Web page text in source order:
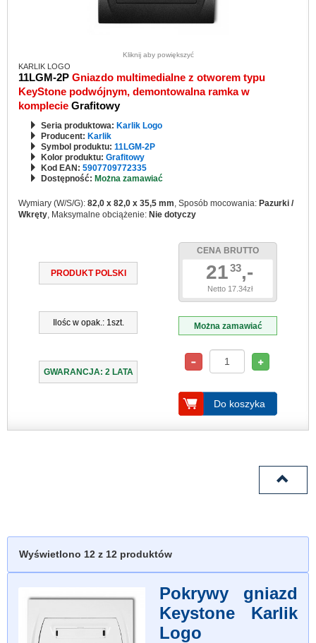
Kliknij aby powiększyć
KARLIK LOGO
11LGM-2P Gniazdo multimedialne z otworem typu
KeyStone podwójnym, demontowalna ramka w
komplecie Grafitowy
Seria produktowa: Karlik Logo
Producent: Karlik
Symbol produktu: 11LGM-2P
Kolor produktu: Grafitowy
Kod EAN: 5907709772335
Dostępność: Można zamawiać
Wymiary (W/S/G): 82,0 x 82,0 x 35,5 mm, Sposób mocowania: Pazurki /
Wkręty, Maksymalne obciążenie: Nie dotyczy
PRODUKT POLSKI
Ilośc w opak.: 1szt.
GWARANCJA: 2 LATA
CENA BRUTTO
2133,-
Netto 17.34zł
Można zamawiać
Do koszyka
Wyświetlono 12 z 12 produktów
Pokrywy gniazd
Keystone Karlik
Logo